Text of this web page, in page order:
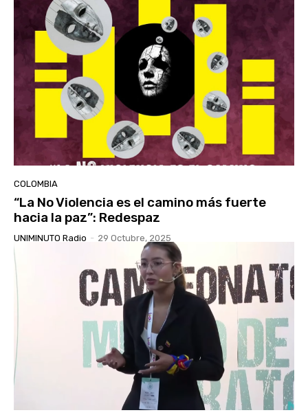
COLOMBIA
“La No Violencia es el camino más fuerte
hacia la paz”: Redespaz
UNIMINUTO Radio - 29 Octubre, 2025